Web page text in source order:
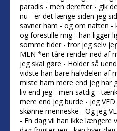
paradis - men derefter - gik
nu - er det længe siden jeg
savner ham - og om natten -
og forestille mig - han ligger
somme tider - tror jeg selv
MEN *en tåre render ned af
jeg skal gøre - Holder så
vidste han bare halvdelen af
miste ham mere end jeg har
liv end jeg - men satdig -
mere end jeg burde - jeg
skønne menneske - Og jeg
- En dag vil han ikke længere